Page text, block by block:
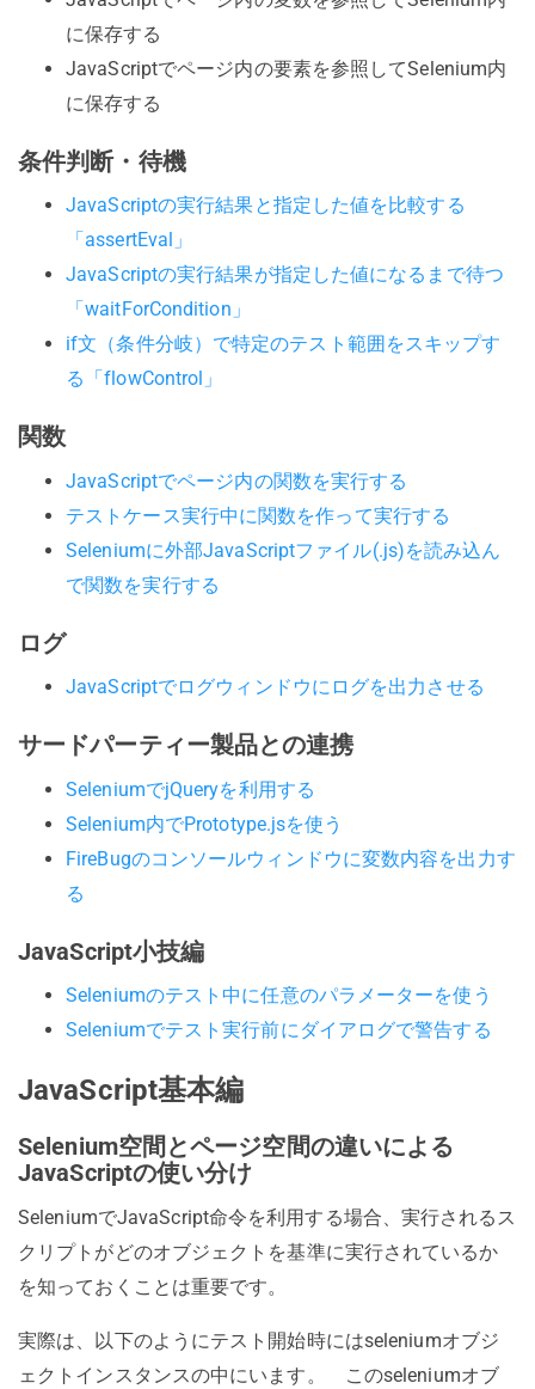
に保存する
JavaScriptでページ内の要素を参照してSelenium内
に保存する
条件判断・待機
JavaScriptの実行結果と指定した値を比較する
「assertEval」
JavaScriptの実行結果が指定した値になるまで待つ
「waitForCondition」
if文（条件分岐）で特定のテスト範囲をスキップす
る「flowControl」
関数
JavaScriptでページ内の関数を実行する
テストケース実行中に関数を作って実行する
Seleniumに外部JavaScriptファイル(.js)を読み込ん
で関数を実行する
ログ
JavaScriptでログウィンドウにログを出力させる
サードパーティー製品との連携
SeleniumでjQueryを利用する
Selenium内でPrototype.jsを使う
FireBugのコンソールウィンドウに変数内容を出力す
る
JavaScript小技編
Seleniumのテスト中に任意のパラメーターを使う
Seleniumでテスト実行前にダイアログで警告する
JavaScript基本編
Selenium空間とページ空間の違いによる
JavaScriptの使い分け
SeleniumでJavaScript命令を利用する場合、実行されるス
クリプトがどのオブジェクトを基準に実行されているか
を知っておくことは重要です。
実際は、以下のようにテスト開始時にはseleniumオブジ
ェクトインスタンスの中にいます。 このseleniumオブ